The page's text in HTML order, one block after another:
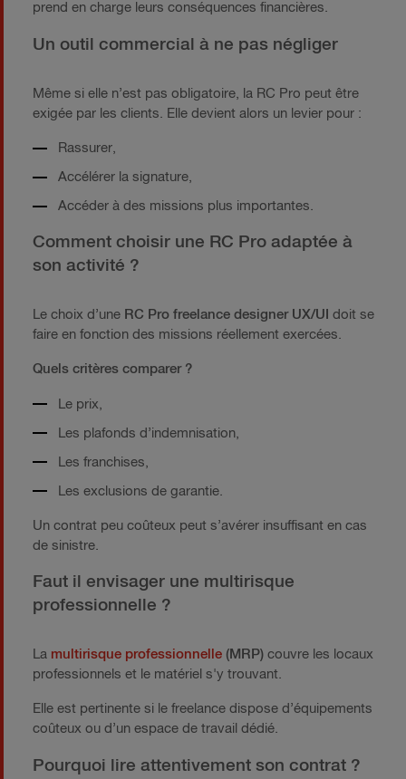
prend en charge leurs conséquences financières.
Un outil commercial à ne pas négliger
Même si elle n’est pas obligatoire, la RC Pro peut être
exigée par les clients. Elle devient alors un levier pour :
Rassurer,
Accélérer la signature,
Accéder à des missions plus importantes.
Comment choisir une RC Pro adaptée à
son activité ?
Le choix d’une RC Pro freelance designer UX/UI doit se
faire en fonction des missions réellement exercées.
Quels critères comparer ?
Le prix,
Les plafonds d’indemnisation,
Les franchises,
Les exclusions de garantie.
Un contrat peu coûteux peut s’avérer insuffisant en cas
de sinistre.
Faut il envisager une multirisque
professionnelle ?
La multirisque professionnelle (MRP) couvre les locaux
professionnels et le matériel s'y trouvant.
Elle est pertinente si le freelance dispose d’équipements
coûteux ou d’un espace de travail dédié.
Pourquoi lire attentivement son contrat ?